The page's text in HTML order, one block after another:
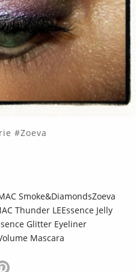
Zoeva
Smoke&DiamondsZoeva
Thunder LEEssence Jelly
Glitter Eyeliner
Mascara